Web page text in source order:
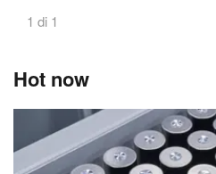
1 di 1
Hot now